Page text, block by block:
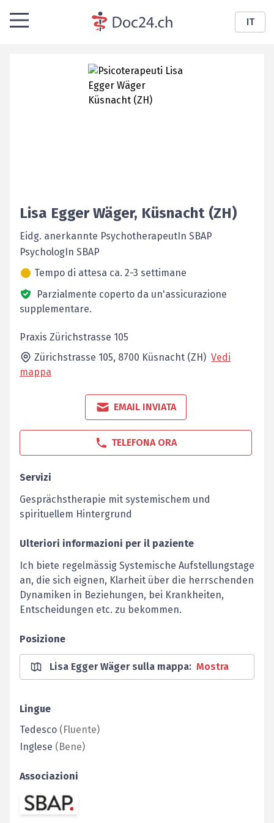
IT
Lisa Egger Wäger, Küsnacht (ZH)
Eidg. anerkannte PsychotherapeutIn SBAP
PsychologIn SBAP
Tempo di attesa ca. 2-3 settimane
Parzialmente coperto da un'assicurazione
supplementare.
Praxis Zürichstrasse 105
Zürichstrasse 105, 8700 Küsnacht (ZH) Vedi
mappa
EMAIL INVIATA
TELEFONA ORA
Servizi
Gesprächstherapie mit systemischem und
spirituellem Hintergrund
Ulteriori informazioni per il paziente
Ich biete regelmässig Systemische Aufstellungstage
an, die sich eignen, Klarheit über die herrschenden
Dynamiken in Beziehungen, bei Krankheiten,
Entscheidungen etc. zu bekommen.
Posizione
Lisa Egger Wäger sulla mappa: Mostra
Lingue
Tedesco (Fluente)
Inglese (Bene)
Associazioni